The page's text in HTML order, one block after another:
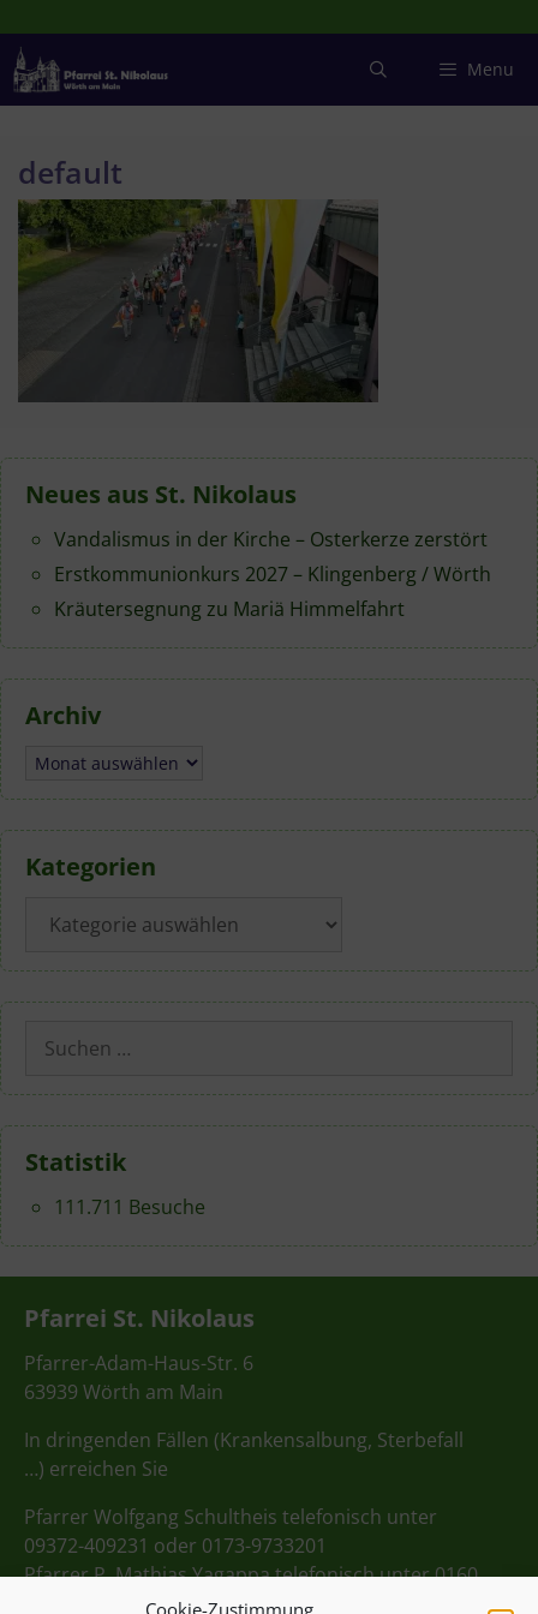
Cookie-Zustimmung
Inhalt
springen
Menu
default
Neues aus St. Nikolaus
Vandalismus in der Kirche – Osterkerze zerstört
Erstkommunionkurs 2027 – Klingenberg / Wörth
Kräutersegnung zu Mariä Himmelfahrt
Archiv
Archiv
Kategorien
Suchen
nach:
Statistik
111.711 Besuche
Pfarrei St. Nikolaus
Pfarrer-Adam-Haus-Str. 6
63939 Wörth am Main
In dringenden Fällen (Krankensalbung, Sterbefall
…) erreichen Sie
Pfarrer Wolfgang Schultheis telefonisch unter
09372-409231 oder 0173-9733201
Pfarrer P. Mathias Yagappa telefonisch unter 0160